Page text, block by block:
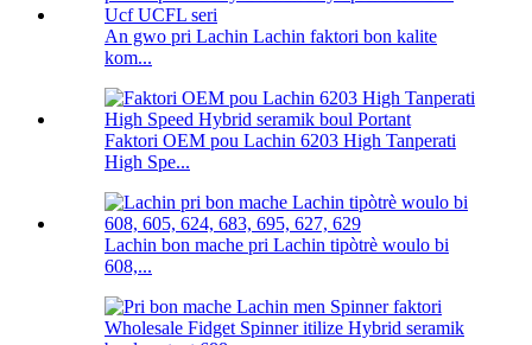
An gwo pri Lachin Lachin faktori bon kalite
kom...
Faktori OEM pou Lachin 6203 High Tanperati
High Spe...
Lachin bon mache pri Lachin tipòtrè woulo bi
608,...